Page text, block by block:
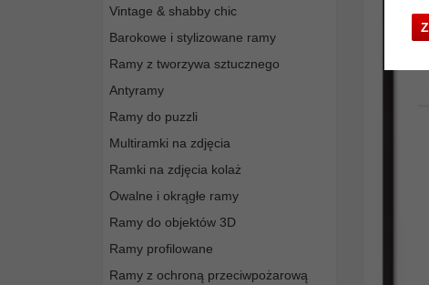
Vintage & shabby chic
Barokowe i stylizowane ramy
Ramy z tworzywa sztucznego
Antyramy
Ramy do puzzli
Multiramki na zdjęcia
Ramki na zdjęcia kolaż
Owalne i okrągłe ramy
Ramy do objektów 3D
Ramy profilowane
Ramy z ochroną przeciwpożarową